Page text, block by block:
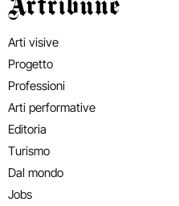
Artribune
Arti visive
Progetto
Professioni
Arti performative
Editoria
Turismo
Dal mondo
Jobs